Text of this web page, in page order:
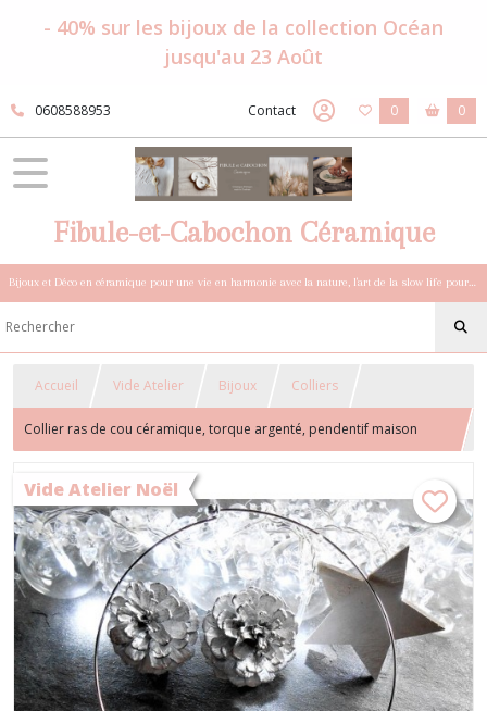
- 40% sur les bijoux de la collection Océan
jusqu'au 23 Août
0608588953 Contact 0 0
Fibule-et-Cabochon Céramique
Bijoux et Déco en céramique pour une vie en harmonie avec la nature, l'art de la slow life pour esprits sensibles et bohèmes.
Accueil Vide Atelier Bijoux Colliers
Collier ras de cou céramique, torque argenté, pendentif maison
porcelaine blanche, cadeau Noël
Vide Atelier Noël